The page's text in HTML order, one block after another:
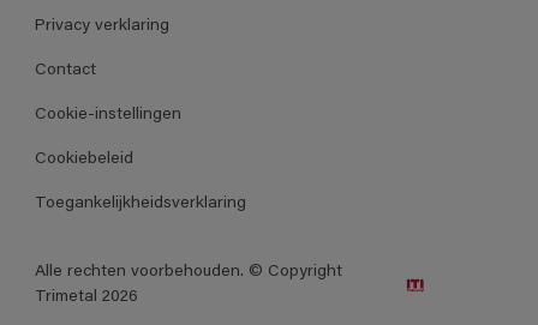
Privacy verklaring
Contact
Cookie-instellingen
Cookiebeleid
Toegankelijkheidsverklaring
Alle rechten voorbehouden. © Copyright
Trimetal 2026